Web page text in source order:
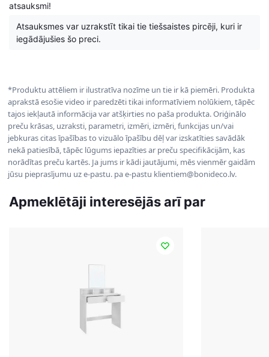
atsauksmi!
Atsauksmes var uzrakstīt tikai tie tiešsaistes pircēji, kuri ir
iegādājušies šo preci.
*Produktu attēliem ir ilustratīva nozīme un tie ir kā piemēri. Produkta
aprakstā esošie video ir paredzēti tikai informatīviem nolūkiem, tāpēc
tajos iekļautā informācija var atšķirties no paša produkta. Oriģinālo
preču krāsas, uzraksti, parametri, izmēri, izmēri, funkcijas un/vai
jebkuras citas īpašības to vizuālo īpašību dēļ var izskatīties savādāk
nekā patiesībā, tāpēc lūgums iepazīties ar preču specifikācijām, kas
norādītas preču kartēs. Ja jums ir kādi jautājumi, mēs vienmēr gaidām
jūsu pieprasījumu uz e-pastu. pa e-pastu klientiem@bonideco.lv.
Apmeklētāji interesējās arī par